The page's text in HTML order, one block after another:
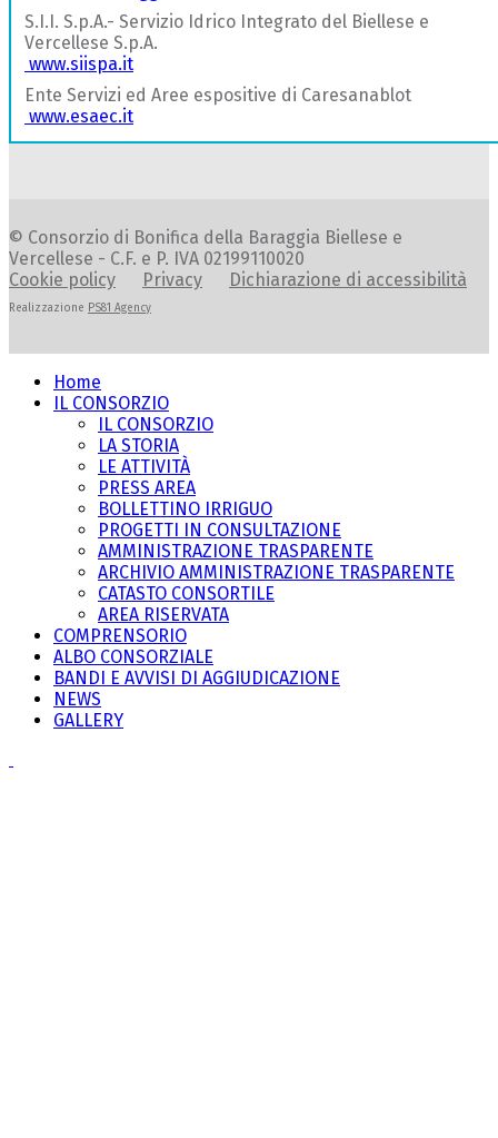
S.I.I. S.p.A.- Servizio Idrico Integrato del Biellese e
Vercellese S.p.A.
www.siispa.it
Ente Servizi ed Aree espositive di Caresanablot
www.esaec.it
© Consorzio di Bonifica della Baraggia Biellese e
Vercellese - C.F. e P. IVA 02199110020
Cookie policy
Privacy Dichiarazione di accessibilità
Realizzazione PS81 Agency
Home
IL CONSORZIO
IL CONSORZIO
LA STORIA
LE ATTIVITÀ
PRESS AREA
BOLLETTINO IRRIGUO
PROGETTI IN CONSULTAZIONE
AMMINISTRAZIONE TRASPARENTE
ARCHIVIO AMMINISTRAZIONE TRASPARENTE
CATASTO CONSORTILE
AREA RISERVATA
COMPRENSORIO
ALBO CONSORZIALE
BANDI E AVVISI DI AGGIUDICAZIONE
NEWS
GALLERY